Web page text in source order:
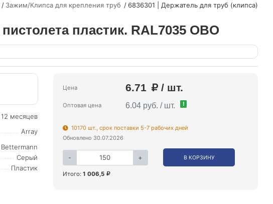
Зажим/Клипса для крепления труб
6836301 | Держатель для труб (клипса)
пластик. RAL7035 OBO
12 месяцев
Array
Bettermann
Серый
Пластик
Цена 6.71 / шт.
Оптовая цена 6.04 руб. / шт. !
10170 шт., срок поставки 5-7 рабочих дней
Обновлено 30.07.2026
- + В КОРЗИНУ
Итого: 1 006,5